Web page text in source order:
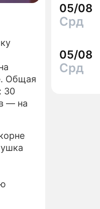
Общая
30
— на
05/08
Срд
05/08
Срд